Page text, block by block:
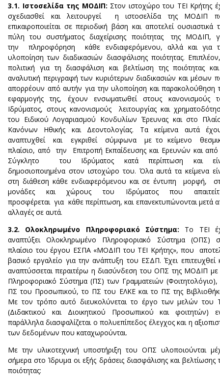
3.1. Ιστοσελίδα της ΜΟΔΙΠ: Στον ιστοχώρο του ΤΕΙ Κρήτης
σχεδιασθεί και λειτουργεί η ιστοσελίδα της ΜΟΔΙΠ
επικαιροποιείται σε περιοδική βάση και αποτελεί ουσιαστικά
πύλη του συστήματος διαχείρισης ποιότητας της ΜΟΔΙΠ,
την πληροφόρηση κάθε ενδιαφερόμενου, αλλά και για
υλοποίηση των διαδικασιών διασφάλισης ποιότητας.
πολιτική για τη διασφάλιση και βελτίωση της ποιότητας
αναλυτική περιγραφή των κυριότερων διαδικασιών και μέσων
απορρέουν από αυτήν για την υλοποίηση και παρακολούθηση
εφαρμογής της, έχουν ενσωματωθεί στους κανονισμούς
Ιδρύματος, στους κανονισμούς λειτουργίας και
του Ειδικού Λογαριασμού Κονδυλίων Έρευνας και στο
Κανόνων Ηθικής και Δεοντολογίας. Τα κείμενα αυτά
αναπτυχθεί και εγκριθεί σύμφωνα με το κείμενο
πλαίσιο, από την Επιτροπή Εκπαίδευσης και Ερευνών και από
Σύγκλητο του Ιδρύματος κατά περίπτωση και
δημοσιοποιημένα στον ιστοχώρο του. Όλα αυτά τα κείμενα
στη διάθεση κάθε ενδιαφερόμενου και σε έντυπη μορφή,
μονάδες και χώρους του Ιδρύματος που
προσφέρεται για κάθε περίπτωση, και επανεκτυπώνονται μετά
αλλαγές σε αυτά.
3.2. Ολοκληρωμένο Πληροφοριακό Σύστημα: Το ΤΕΙ
αναπτύξει Ολοκληρωμένο Πληροφοριακό Σύστημα (ΟΠΣ)
πλαίσιο του έργου ΕΣΠΑ «ΜΟΔΙΠ του ΤΕΙ Κρήτης», που
βασικό εργαλείο για την ανάπτυξη του ΕΣΔΠ. Έχει επιτευχθεί
αναπτύσσεται περαιτέρω η διασύνδεση του ΟΠΣ της ΜΟΔΙΠ με
Πληροφοριακό Σύστημα (ΠΣ) των Γραμματειών (Φοιτητολόγιο),
ΠΣ του Προσωπικού, το ΠΣ του ΕΛΚΕ και το ΠΣ της
Με τον τρόπο αυτό διευκολύνεται το έργο των μελών του
(Διδακτικού και Διοικητικού Προσωπικού και φοιτητών)
παράλληλα διασφαλίζεται ο πολυεπίπεδος έλεγχος και η
των δεδομένων που καταχωρούνται.
Με την υλικοτεχνική υποστήριξη του ΟΠΣ υλοποιούνται
σήμερα στο Ίδρυμα οι εξής δράσεις διασφάλισης και βελτίωσης
ποιότητας: